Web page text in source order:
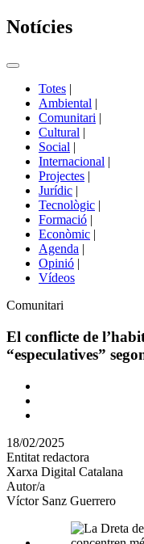
Notícies
Commutador
portals
Totes |
Ambiental |
Comunitari |
Cultural |
Social |
Internacional |
Projectes |
Jurídic |
Tecnològic |
Formació |
Econòmic |
Agenda |
Opinió |
Vídeos
Àmbit
la
notícia
Comunitari
El conflicte de
“especulatives”
Comparteix
altres
xarxes
socials
18/02/2025
Entitat redactora
Xarxa Digital Catalana
Autor/a
Víctor Sanz Guerrero